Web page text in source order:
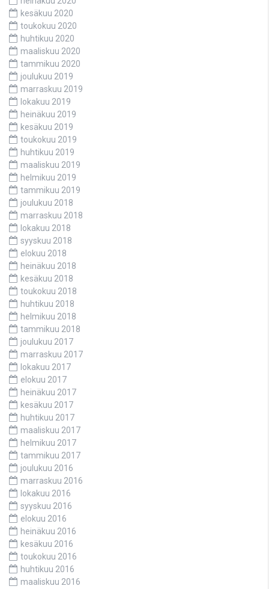
kesäkuu 2020
toukokuu 2020
huhtikuu 2020
maaliskuu 2020
tammikuu 2020
joulukuu 2019
marraskuu 2019
lokakuu 2019
heinäkuu 2019
kesäkuu 2019
toukokuu 2019
huhtikuu 2019
maaliskuu 2019
helmikuu 2019
tammikuu 2019
joulukuu 2018
marraskuu 2018
lokakuu 2018
syyskuu 2018
elokuu 2018
heinäkuu 2018
kesäkuu 2018
toukokuu 2018
huhtikuu 2018
helmikuu 2018
tammikuu 2018
joulukuu 2017
marraskuu 2017
lokakuu 2017
elokuu 2017
heinäkuu 2017
kesäkuu 2017
huhtikuu 2017
maaliskuu 2017
helmikuu 2017
tammikuu 2017
joulukuu 2016
marraskuu 2016
lokakuu 2016
syyskuu 2016
elokuu 2016
heinäkuu 2016
kesäkuu 2016
toukokuu 2016
huhtikuu 2016
maaliskuu 2016